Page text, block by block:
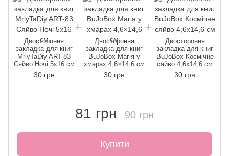
Двостороння
закладка для книг
MriyTaDiy ART-83
Сяйво Ночі 5х16 см
30 грн
Двостороння
закладка для книг
BuJoBox Магія у
хмарах 4,6×14,6 см
30 грн
Двостороння
закладка для книг
BuJoBox Космічне
сяйво 4,6х14,6 см
30 грн
81 грн 90 грн
Купити